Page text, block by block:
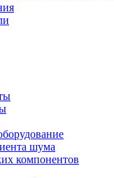
шума
компонентов